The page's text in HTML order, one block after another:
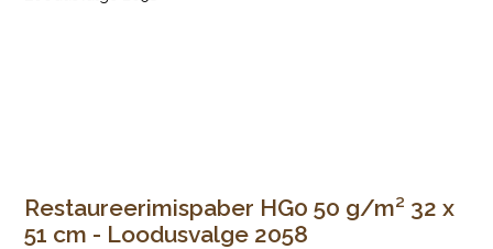
Restaureerimispaber HG0 50 g/m² 32 x
51 cm - Loodusvalge 2058